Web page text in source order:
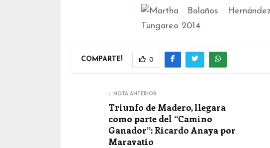
COMPARTE! 0
NOTA ANTERIOR
Triunfo de Madero, llegara
como parte del “Camino
Ganador”: Ricardo Anaya por
Maravatio